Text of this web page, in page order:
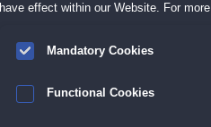
Datenschutz|AGB|Impressum
have effect within our Website. For
Mandatory Cookies
Functional Cookies